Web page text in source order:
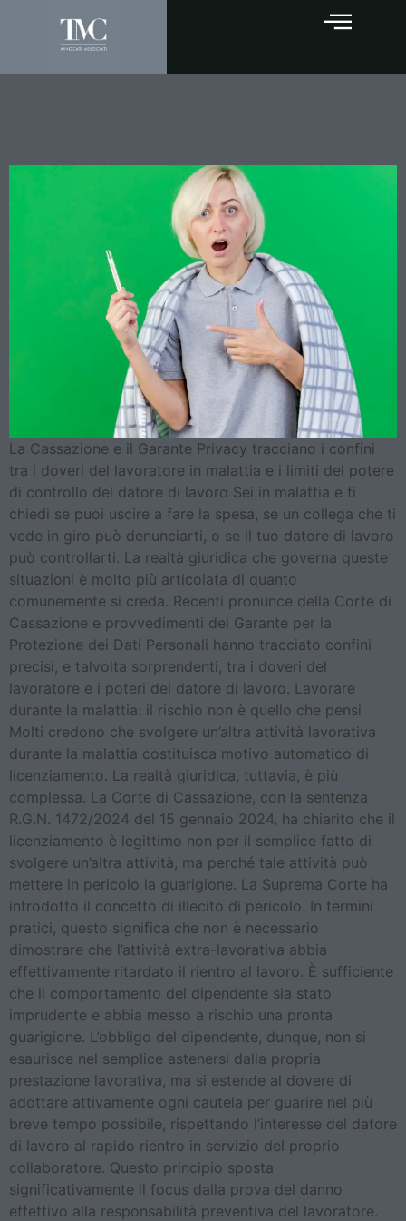
La Cassazione e il Garante Privacy tracciano i confini
tra i doveri del lavoratore in malattia e i limiti del potere
di controllo del datore di lavoro Sei in malattia e ti
chiedi se puoi uscire a fare la spesa, se un collega che ti
vede in giro può denunciarti, o se il tuo datore di lavoro
può controllarti. La realtà giuridica che governa queste
situazioni è molto più articolata di quanto
comunemente si creda. Recenti pronunce della Corte di
Cassazione e provvedimenti del Garante per la
Protezione dei Dati Personali hanno tracciato confini
precisi, e talvolta sorprendenti, tra i doveri del
lavoratore e i poteri del datore di lavoro. Lavorare
durante la malattia: il rischio non è quello che pensi
Molti credono che svolgere un’altra attività lavorativa
durante la malattia costituisca motivo automatico di
licenziamento. La realtà giuridica, tuttavia, è più
complessa. La Corte di Cassazione, con la sentenza
R.G.N. 1472/2024 del 15 gennaio 2024, ha chiarito che il
licenziamento è legittimo non per il semplice fatto di
svolgere un’altra attività, ma perché tale attività può
mettere in pericolo la guarigione. La Suprema Corte ha
introdotto il concetto di illecito di pericolo. In termini
pratici, questo significa che non è necessario
dimostrare che l’attività extra-lavorativa abbia
effettivamente ritardato il rientro al lavoro. È sufficiente
che il comportamento del dipendente sia stato
imprudente e abbia messo a rischio una pronta
guarigione. L’obbligo del dipendente, dunque, non si
esaurisce nel semplice astenersi dalla propria
prestazione lavorativa, ma si estende al dovere di
adottare attivamente ogni cautela per guarire nel più
breve tempo possibile, rispettando l’interesse del datore
di lavoro al rapido rientro in servizio del proprio
collaboratore. Questo principio sposta
significativamente il focus dalla prova del danno
effettivo alla responsabilità preventiva del lavoratore.